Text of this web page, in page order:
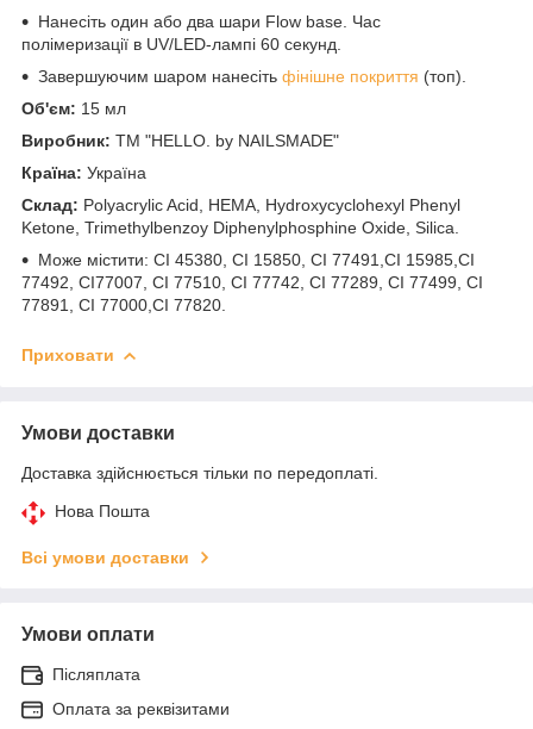
Нанесіть один або два шари Flow base. Час
полімеризації в UV/LED-лампі 60 секунд.
Завершуючим шаром нанесіть фінішне покриття (топ).
Об'єм: 15 мл
Виробник: ТМ "HELLO. by NAILSMADE"
Країна: Україна
Склад: Polyacrylic Acid, HEMA, Hydroxycyclohexyl Phenyl
Ketone, Trimethylbenzoy Diphenylphosphine Oxide, Silica.
Може містити: CI 45380, CI 15850, CI 77491,CI 15985,CI
77492, CI77007, CI 77510, CI 77742, CI 77289, CI 77499, CI
77891, CI 77000,CI 77820.
Приховати
Умови доставки
Доставка здійснюється тільки по передоплаті.
Нова Пошта
Всі умови доставки
Умови оплати
Післяплата
Оплата за реквізитами